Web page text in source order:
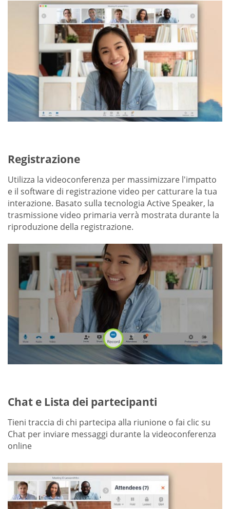
Registrazione
Utilizza la videoconferenza per massimizzare l'impatto
e il software di registrazione video per catturare la tua
interazione. Basato sulla tecnologia Active Speaker, la
trasmissione video primaria verrà mostrata durante la
riproduzione della registrazione.
Chat e Lista dei partecipanti
Tieni traccia di chi partecipa alla riunione o fai clic su
Chat per inviare messaggi durante la videoconferenza
online